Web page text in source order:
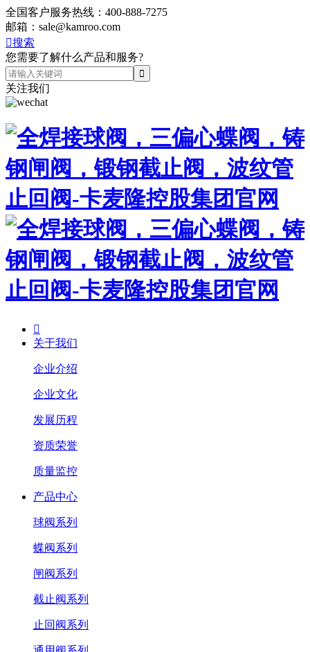
全国客户服务热线： 400-888-7275
邮箱： sale@kamroo.com
搜索
您需要了解什么产品和服务?
关注我们

关于我们
企业介绍
企业文化
发展历程
资质荣誉
质量监控
产品中心
球阀系列
蝶阀系列
闸阀系列
截止阀系列
止回阀系列